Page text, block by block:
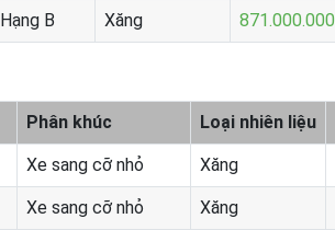
Hạng B Xăng 871.000.000
Phân khúc Loại nhiên liệu
Xe sang cỡ nhỏ Xăng
Xe sang cỡ nhỏ Xăng